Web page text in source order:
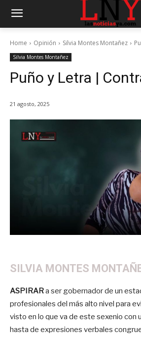
Home Opinión Silvia Montes Montañez
Silvia Montes Montañez
Puño y Letra |
21 agosto, 2025
SILVIA MONTES
ASPIRARa ser gobernador de un
profesionales del más alto nivel para
visto en lo que va de este sexenio con
hasta de expresiones verbales